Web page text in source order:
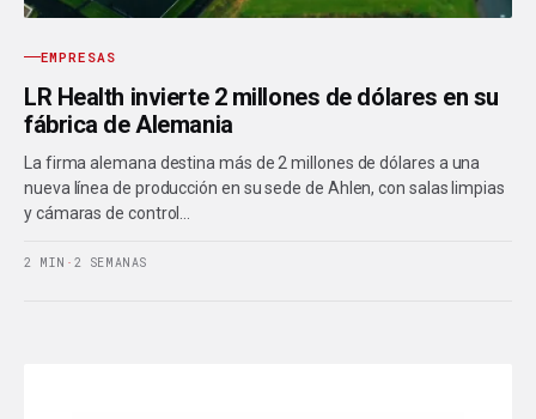
EMPRESAS
LR Health invierte 2 millones de dólares en su
fábrica de Alemania
La firma alemana destina más de 2 millones de dólares a una
nueva línea de producción en su sede de Ahlen, con salas limpias
y cámaras de control…
2 MIN · 2 SEMANAS